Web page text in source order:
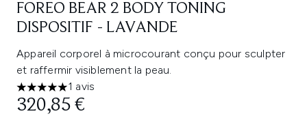
FOREO BEAR 2 BODY TONING
DISPOSITIF - LAVANDE
Appareil corporel à microcourant conçu pour sculpter
et raffermir visiblement la peau.
5 étoiles sur un maximum de 5
1 avis
320,85 €